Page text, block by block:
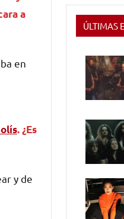
a
en
. ¿Es
y de
ÚLTIMAS